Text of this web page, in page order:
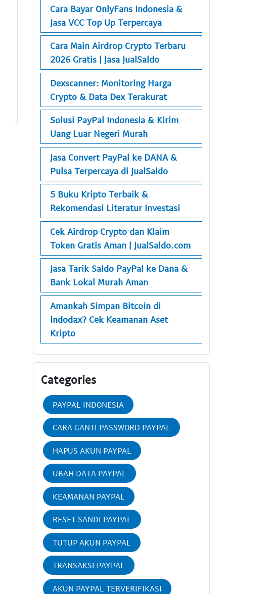
Cara Bayar OnlyFans Indonesia &
Jasa VCC Top Up Terpercaya
Cara Main Airdrop Crypto Terbaru
2026 Gratis | Jasa JualSaldo
Dexscanner: Monitoring Harga
Crypto & Data Dex Terakurat
Solusi PayPal Indonesia & Kirim
Uang Luar Negeri Murah
Jasa Convert PayPal ke DANA &
Pulsa Terpercaya di JualSaldo
5 Buku Kripto Terbaik &
Rekomendasi Literatur Investasi
Cek Airdrop Crypto dan Klaim
Token Gratis Aman | JualSaldo.com
Jasa Tarik Saldo PayPal ke Dana &
Bank Lokal Murah Aman
Amankah Simpan Bitcoin di
Indodax? Cek Keamanan Aset
Kripto
Categories
PAYPAL INDONESIA
CARA GANTI PASSWORD PAYPAL
HAPUS AKUN PAYPAL
UBAH DATA PAYPAL
KEAMANAN PAYPAL
RESET SANDI PAYPAL
TUTUP AKUN PAYPAL
TRANSAKSI PAYPAL
AKUN PAYPAL TERVERIFIKASI